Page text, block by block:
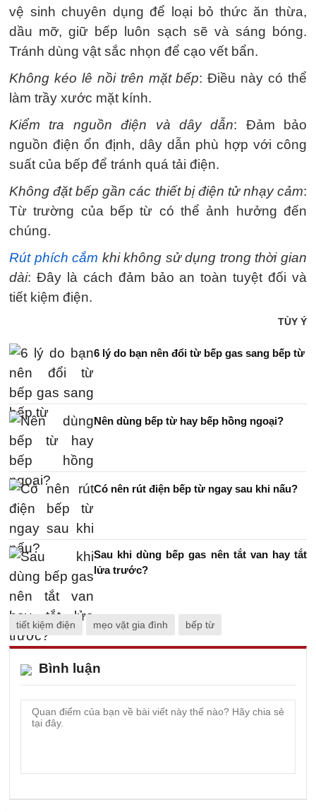
vệ sinh chuyên dụng để loại bỏ thức ăn thừa,
dầu mỡ, giữ bếp luôn sạch sẽ và sáng bóng.
Tránh dùng vật sắc nhọn để cạo vết bẩn.
Không kéo lê nồi trên mặt bếp: Điều này có thể
làm trầy xước mặt kính.
Kiểm tra nguồn điện và dây dẫn: Đảm bảo
nguồn điện ổn định, dây dẫn phù hợp với công
suất của bếp để tránh quá tải điện.
Không đặt bếp gần các thiết bị điện tử nhạy cảm:
Từ trường của bếp từ có thể ảnh hưởng đến
chúng.
Rút phích cắm khi không sử dụng trong thời gian
dài: Đây là cách đảm bảo an toàn tuyệt đối và
tiết kiệm điện.
TÙY Ý
6 lý do bạn nên đổi từ bếp gas sang bếp từ
Nên dùng bếp từ hay bếp hồng ngoại?
Có nên rút điện bếp từ ngay sau khi nấu?
Sau khi dùng bếp gas nên tắt van hay tắt
lửa trước?
tiết kiệm điện mẹo vặt gia đình bếp từ
Bình luận